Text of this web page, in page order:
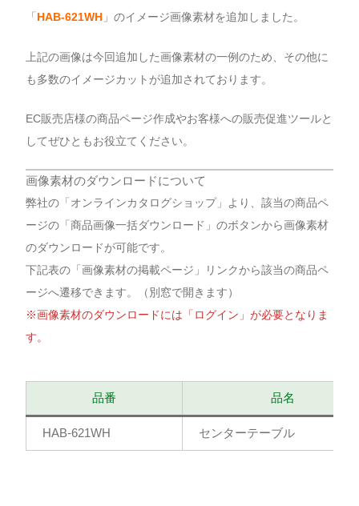
「 HAB-621WH 」のイメージ画像素材を追加しました。
上記の画像は今回追加した画像素材の一例のため、その他に
も多数のイメージカットが追加されております。
EC販売店様の商品ページ作成やお客様への販売促進ツールと
してぜひともお役立てください。
画像素材のダウンロードについて
弊社の「オンラインカタログショップ」より、該当の商品ペ
ージの「商品画像一括ダウンロード」のボタンから画像素材
のダウンロードが可能です。
下記表の「画像素材の掲載ページ」リンクから該当の商品ペ
ージへ遷移できます。（別窓で開きます）
※画像素材のダウンロードには「ログイン」が必要となりま
す。
品番 品名
HAB-621WH センターテーブル